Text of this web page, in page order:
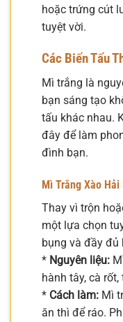
hoặc trứng cút
tuyệt vời.
Các Biến Tấu
Mì trắng là
bạn sáng tạo
tấu khác nhau.
đây để làm
đình bạn.
Mì Trắng Xào Hải
Thay vì trộn
một lựa chọn
bụng và đầy đủ
* Nguyên liệu:
hành tây, cà rốt,
* Cách làm: Mì
ăn thì để ráo.